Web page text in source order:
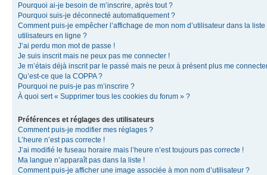
Pourquoi ai-je besoin de m’inscrire, après tout ?
Pourquoi suis-je déconnecté automatiquement ?
Comment puis-je empêcher l’affichage de mon nom d’utilisateur dans la liste
utilisateurs en ligne ?
J’ai perdu mon mot de passe !
Je suis inscrit mais ne peux pas me connecter !
Je m’étais déjà inscrit par le passé mais ne peux à présent plus me
Qu’est-ce que la COPPA ?
Pourquoi ne puis-je pas m’inscrire ?
À quoi sert « Supprimer tous les cookies du forum » ?
Préférences et réglages des utilisateurs
Comment puis-je modifier mes réglages ?
L’heure n’est pas correcte !
J’ai modifié le fuseau horaire mais l’heure n’est toujours pas correcte !
Ma langue n’apparaît pas dans la liste !
Comment puis-je afficher une image associée à mon nom d’utilisateur ?